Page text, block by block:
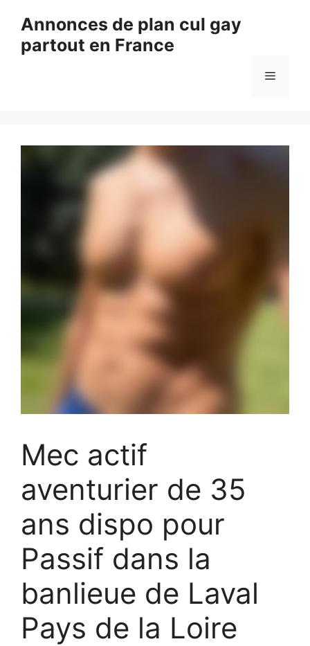
contenu
Annonces de plan cul gay
partout en France
Menu
Mec actif
aventurier de 35
ans dispo pour
Passif dans la
banlieue de Laval
Pays de la Loire